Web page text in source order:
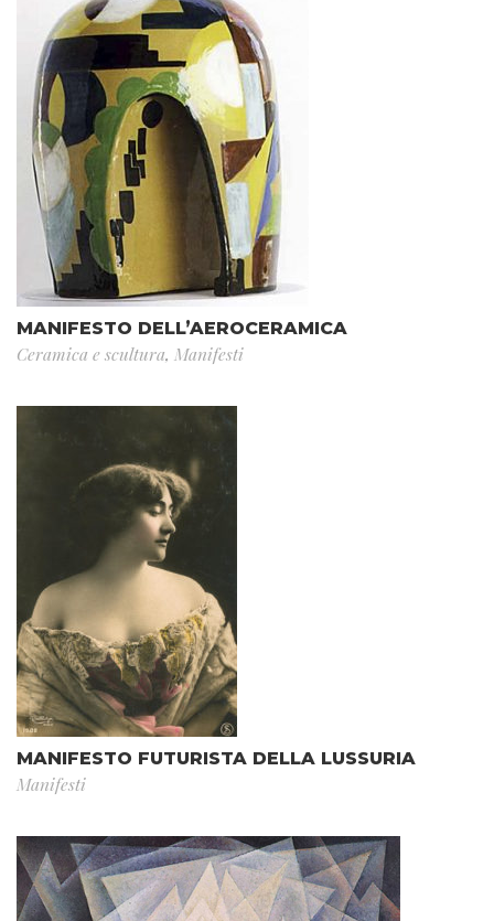
MANIFESTO DELL’AEROCERAMICA
Ceramica e scultura, Manifesti
MANIFESTO FUTURISTA DELLA LUSSURIA
Manifesti